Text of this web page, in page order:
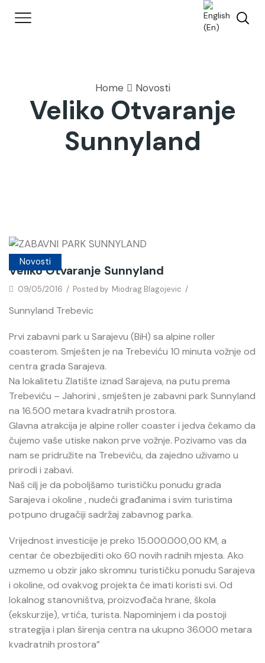
Home Novosti
Veliko Otvaranje
Sunnyland
Novosti
Veliko Otvaranje Sunnyland
09/05/2016 / Posted by Miodrag Blagojevic /
Sunnyland Trebevic
Prvi zabavni park u Sarajevu (BiH) sa alpine roller
coasterom. Smješten je na Trebeviću 10 minuta vožnje od
centra grada Sarajeva.
Na lokalitetu Zlatište iznad Sarajeva, na putu prema
Trebeviću – Jahorini , smješten je zabavni park Sunnyland
na 16.500 metara kvadratnih prostora.
Glavna atrakcija je alpine roller coaster i jedva čekamo da
čujemo vaše utiske nakon prve vožnje. Pozivamo vas da
nam se pridružite na Trebeviću, da zajedno uživamo u
prirodi i zabavi.
Naš cilj je da poboljšamo turističku ponudu grada
Sarajeva i okoline , nudeći građanima i svim turistima
potpuno drugačiji sadržaj zabavnog parka.
Vrijednost investicije je preko 15.000.000,00 KM, a
centar će obezbijediti oko 60 novih radnih mjesta. Ako
uzmemo u obzir jako skromnu turističku ponudu Sarajeva
i okoline, od ovakvog projekta će imati koristi svi. Od
lokalnog stanovništva, proizvođača hrane, škola
(ekskurzije), vrtića, turista. Napominjem i da postoji
strategija i plan širenja centra na ukupno 36.000 metara
kvadratnih prostora”